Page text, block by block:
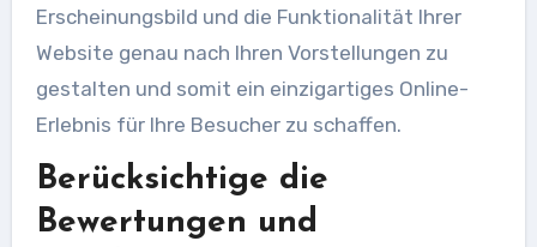
Erscheinungsbild und die Funktionalität Ihrer
Website genau nach Ihren Vorstellungen zu
gestalten und somit ein einzigartiges Online-
Erlebnis für Ihre Besucher zu schaffen.
Berücksichtige die
Bewertungen und